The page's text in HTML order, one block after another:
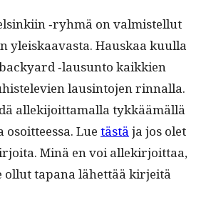
‑ryh­mä on valmis­tel­lut
yleiskaavas­ta. Hauskaa kuul­la
‑lausun­to kaikkien
laus­in­to­jen rin­nal­la.
allek­i­joit­ta­mal­la tykkäämäl­lä
Lue tästäja jos olet
Minä en voi allekir­joit­taa,
ollut tapana lähet­tää kir­jeitä